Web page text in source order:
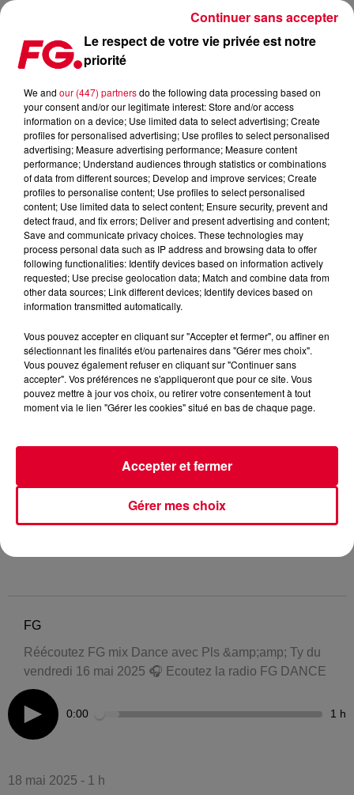
FG MIX DANCE : PLS & TY
FG
Réécoutez FG mix Dance avec Pls &amp;amp; Ty du
vendredi 16 mai 2025 🎧 Ecoutez la radio FG DANCE
0:00 1 h
18 mai 2025 - 1 h
Le respect de votre vie privée est notre
priorité
We and our (447) partnersdo the following data processing based on
your consent and/or our legitimate interest: Store and/or access
information on a device; Use limited data to select advertising; Create
profiles for personalised advertising; Use profiles to select personalised
advertising; Measure advertising performance; Measure content
performance; Understand audiences through statistics or combinations
of data from different sources; Develop and improve services; Create
profiles to personalise content; Use profiles to select personalised
content; Use limited data to select content; Ensure security, prevent and
detect fraud, and fix errors; Deliver and present advertising and content;
Save and communicate privacy choices. These technologies may
process personal data such as IP address and browsing data to offer
following functionalities: Identify devices based on information actively
requested; Use precise geolocation data; Match and combine data from
other data sources; Link different devices; Identify devices based on
information transmitted automatically.
Vous pouvez accepter en cliquant sur "Accepter et fermer", ou affiner en
sélectionnant les finalités et/ou partenaires dans "Gérer mes choix".
Vous pouvez également refuser en cliquant sur "Continuer sans
accepter". Vos préférences ne s'appliqueront que pour ce site. Vous
pouvez mettre à jour vos choix, ou retirer votre consentement à tout
moment via le lien "Gérer les cookies" situé en bas de chaque page.
Gérer mes choix
Accepter et fermer
Continuer sans accepter